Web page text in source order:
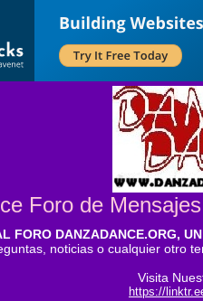
Foro de
FORO DANZADANCE.ORG,
noticias o cualquier otro
Visita
https://